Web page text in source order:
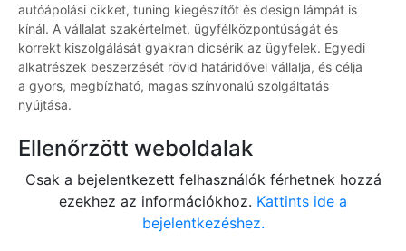
autóápolási cikket, tuning kiegészítőt és design lámpát is
kínál. A vállalat szakértelmét, ügyfélközpontúságát és
korrekt kiszolgálását gyakran dicsérik az ügyfelek. Egyedi
alkatrészek beszerzését rövid határidővel vállalja, és célja
a gyors, megbízható, magas színvonalú szolgáltatás
nyújtása.
Ellenőrzött weboldalak
Csak a bejelentkezett felhasználók férhetnek hozzá
ezekhez az információkhoz. Kattints ide a
bejelentkezéshez.